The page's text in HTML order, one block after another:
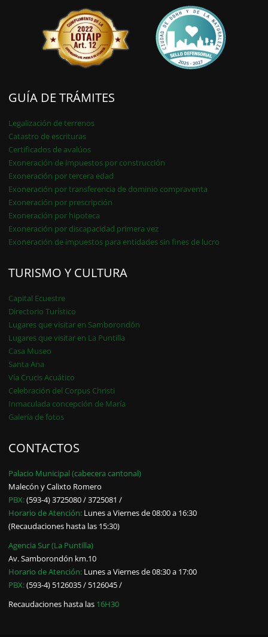
GUÍA DE TRÁMITES
Legalización de terrenos
Catastro de escrituras
Certificados de avalúos
Exoneración de impuestos por construcción
Exoneración por tercera edad
Exoneración por transferencia de dominio compraventa
Exoneración por prescripción
Exoneración por hipoteca
Exoneración por discapacidad primera vez
Exoneración de impuestos para entidades sin fines de lucro
TURISMO Y CULTURA
Capital Ecuestre
Directorio Turístico
Lugares que visitar en Samborondón
Lugares que visitar en La Puntilla
Casa Museo
Santa Ana
Vía Crucis Acuático
Celebración del Corpus Christi
Inmaculada concepción de María
Galería de fotos
CONTACTOS
Palacio Municipal (cabecera cantonal)
Malecón y Calixto Romero
PBX:(593-4) 3725080 / 3725081 /
Horario de Atención: Lunes a Viernes de 08:00 a 16:30
(Recaudaciones hasta las 15:30)
Agencia Sur (La Puntilla)
Av. Samborondón km.10
Horario de Atención: Lunes a Viernes de 08:30 a 17:00
PBX:(593-4) 5126035 / 5126045 /
Recaudaciones hasta las 16H30